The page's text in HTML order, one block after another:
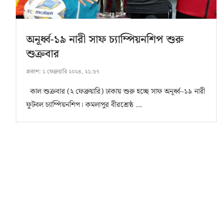
অনূর্ধ্ব-১৯ নারী সাফ চ্যাম্পিয়নশিপ শুরু
শুক্রবার
প্রকাশ: ১ ফেব্রুয়ারি ২০২৪, ২১:৫৭
কাল শুক্রবার (২ ফেব্রুয়ারি) ঢাকায় শুরু হচ্ছে সাফ অনূর্ধ্ব–১৯ নারী
ফুটবল চ্যাম্পিয়নশিপ। কমলাপুর বীরশ্রেষ্ঠ …